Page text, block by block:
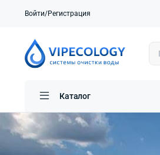
Войти/Регистрация
Каталог